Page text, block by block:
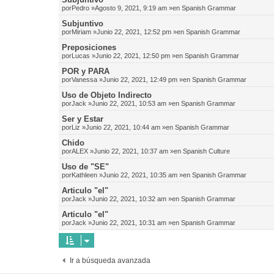
porPedro »Agosto 9, 2021, 9:19 am »en Spanish Grammar
Subjuntivo
porMiriam »Junio 22, 2021, 12:52 pm »en Spanish Grammar
Preposiciones
porLucas »Junio 22, 2021, 12:50 pm »en Spanish Grammar
POR y PARA
porVanessa »Junio 22, 2021, 12:49 pm »en Spanish Grammar
Uso de Objeto Indirecto
porJack »Junio 22, 2021, 10:53 am »en Spanish Grammar
Ser y Estar
porLiz »Junio 22, 2021, 10:44 am »en Spanish Grammar
Chido
porALEX »Junio 22, 2021, 10:37 am »en Spanish Culture
Uso de "SE"
porKathleen »Junio 22, 2021, 10:35 am »en Spanish Grammar
Articulo "el"
porJack »Junio 22, 2021, 10:32 am »en Spanish Grammar
Articulo "el"
porJack »Junio 22, 2021, 10:31 am »en Spanish Grammar
Ir a búsqueda avanzada